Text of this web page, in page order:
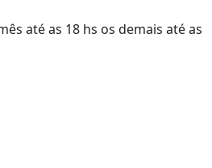
até as 18 hs os demais até as